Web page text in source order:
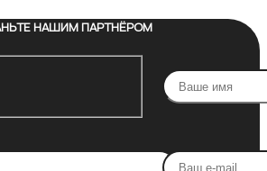
НАШИМ ПАРТНЁРОМ